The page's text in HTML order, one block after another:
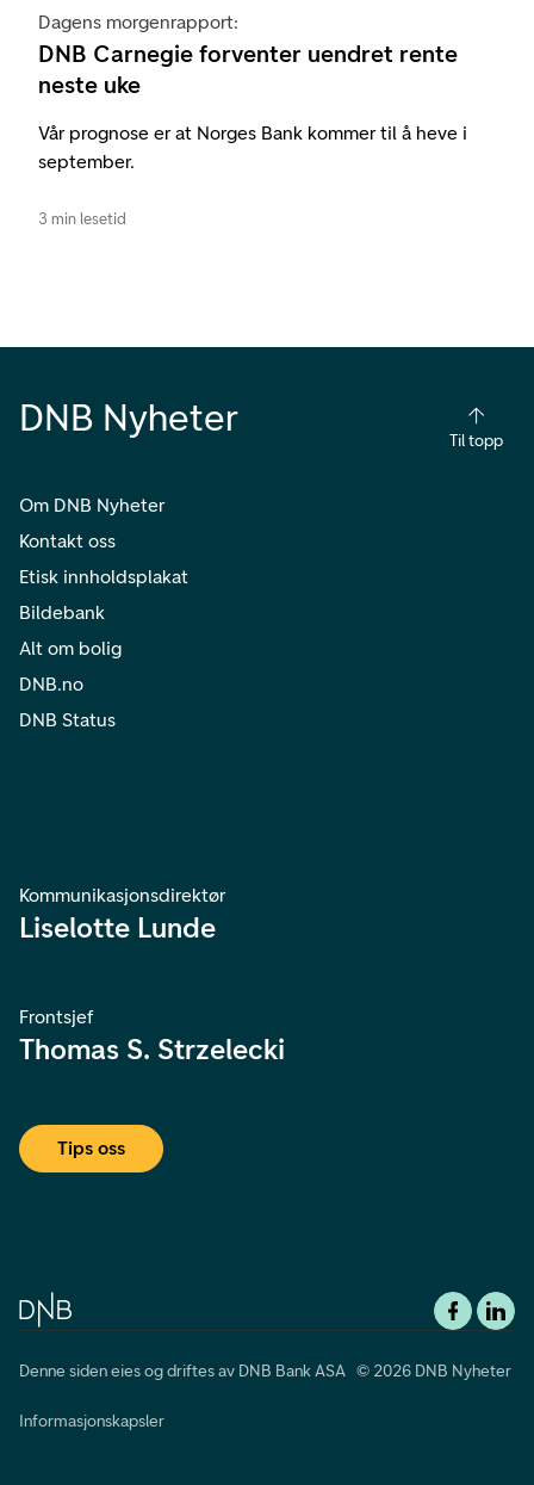
Dagens morgenrapport:
DNB Carnegie forventer uendret rente
neste uke
Vår prognose er at Norges Bank kommer til å heve i
september.
3 min lesetid
DNB Nyheter
Til topp
Om DNB Nyheter
Kontakt oss
Etisk innholdsplakat
Bildebank
Alt om bolig
DNB.no
DNB Status
Kommunikasjonsdirektør
Liselotte Lunde
Frontsjef
Thomas S. Strzelecki
Tips oss
Denne siden eies og driftes av DNB Bank ASA © 2026 DNB Nyheter
Informasjonskapsler